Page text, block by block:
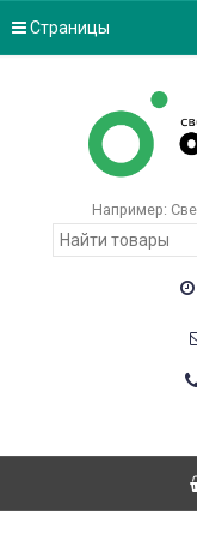
Страницы
Например: